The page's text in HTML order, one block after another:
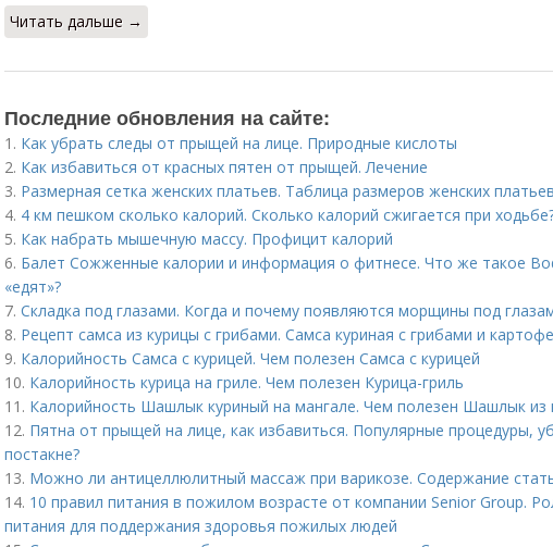
Читать дальше →
Последние обновления на сайте:
1. Как убрать следы от прыщей на лице. Природные кислоты
2. Как избавиться от красных пятен от прыщей. Лечение
3. Размерная сетка женских платьев. Таблица размеров женских платьев
4. 4 км пешком сколько калорий. Сколько калорий сжигается при
5. Как набрать мышечную массу. Профицит калорий
6. Балет Сожженные калории и информация о фитнесе. Что же такое
«едят»?
7. Складка под глазами. Когда и почему появляются морщины под
8. Рецепт самса из курицы с грибами. Самса куриная с грибами и
9. Калорийность Самса с курицей. Чем полезен Самса с курицей
10. Калорийность курица на гриле. Чем полезен Курица-гриль
11. Калорийность Шашлык куриный на мангале. Чем полезен Шашлык из
12. Пятна от прыщей на лице, как избавиться. Популярные процедуры,
постакне?
13. Можно ли антицеллюлитный массаж при варикозе. Содержание
14. 10 правил питания в пожилом возрасте от компании Senior Group.
питания для поддержания здоровья пожилых людей